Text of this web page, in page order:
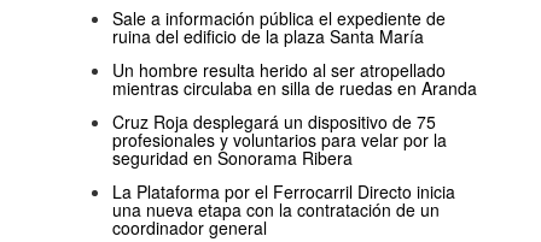
Sale a información pública el expediente de
ruina del edificio de la plaza Santa María
Un hombre resulta herido al ser atropellado
mientras circulaba en silla de ruedas en Aranda
Cruz Roja desplegará un dispositivo de 75
profesionales y voluntarios para velar por la
seguridad en Sonorama Ribera
La Plataforma por el Ferrocarril Directo inicia
una nueva etapa con la contratación de un
coordinador general